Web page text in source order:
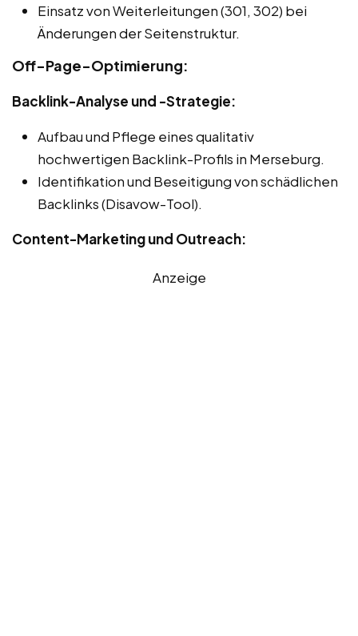
Einsatz von Weiterleitungen (301, 302) bei
Änderungen der Seitenstruktur.
Off-Page-Optimierung:
Backlink-Analyse und -Strategie:
Aufbau und Pflege eines qualitativ
hochwertigen Backlink-Profils in Merseburg.
Identifikation und Beseitigung von schädlichen
Backlinks (Disavow-Tool).
Content-Marketing und Outreach:
Anzeige